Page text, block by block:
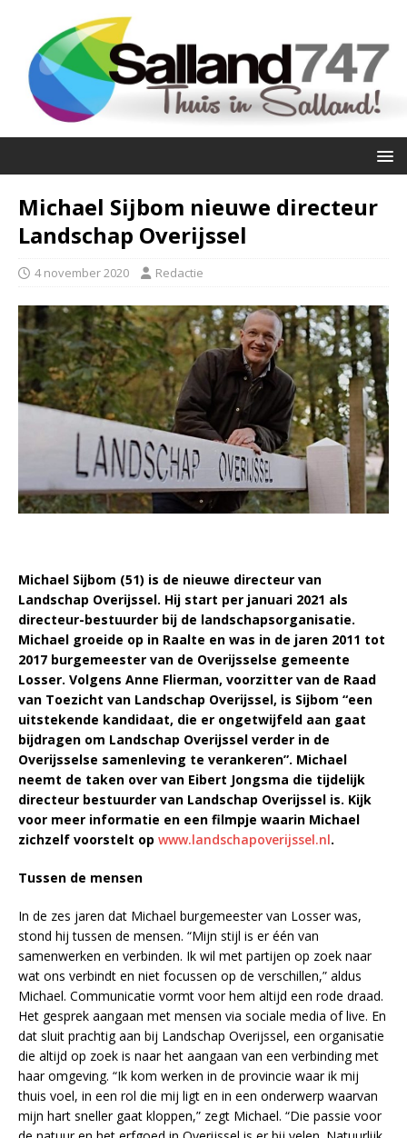
Michael Sijbom nieuwe directeur
Landschap Overijssel
4 november 2020 Redactie
Michael Sijbom (51) is de nieuwe directeur van
Landschap Overijssel. Hij start per januari 2021 als
directeur-bestuurder bij de landschapsorganisatie.
Michael groeide op in Raalte en was in de jaren 2011 tot
2017 burgemeester van de Overijsselse gemeente
Losser. Volgens Anne Flierman, voorzitter van de Raad
van Toezicht van Landschap Overijssel, is Sijbom “een
uitstekende kandidaat, die er ongetwijfeld aan gaat
bijdragen om Landschap Overijssel verder in de
Overijsselse samenleving te verankeren”. Michael
neemt de taken over van Eibert Jongsma die tijdelijk
directeur bestuurder van Landschap Overijssel is. Kijk
voor meer informatie en een filmpje waarin Michael
zichzelf voorstelt op www.landschapoverijssel.nl.
Tussen de mensen
In de zes jaren dat Michael burgemeester van Losser was,
stond hij tussen de mensen. “Mijn stijl is er één van
samenwerken en verbinden. Ik wil met partijen op zoek naar
wat ons verbindt en niet focussen op de verschillen,” aldus
Michael. Communicatie vormt voor hem altijd een rode draad.
Het gesprek aangaan met mensen via sociale media of live. En
dat sluit prachtig aan bij Landschap Overijssel, een organisatie
die altijd op zoek is naar het aangaan van een verbinding met
haar omgeving. “Ik kom werken in de provincie waar ik mij
thuis voel, in een rol die mij ligt en in een onderwerp waarvan
mijn hart sneller gaat kloppen,” zegt Michael. “Die passie voor